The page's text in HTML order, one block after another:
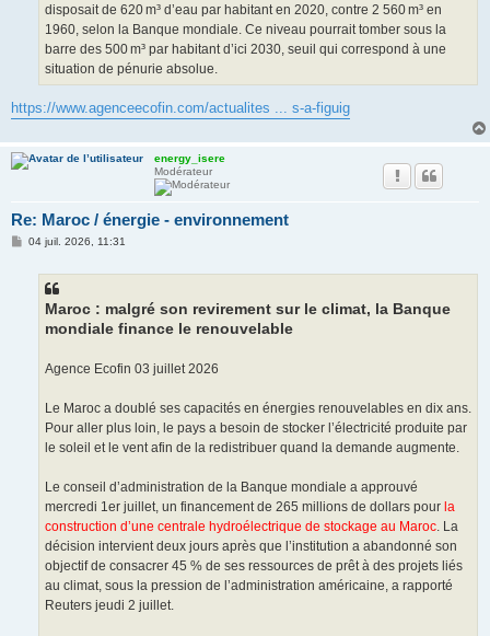
disposait de 620 m³ d’eau par habitant en 2020, contre 2 560 m³ en
1960, selon la Banque mondiale. Ce niveau pourrait tomber sous la
barre des 500 m³ par habitant d’ici 2030, seuil qui correspond à une
situation de pénurie absolue.
https://www.agenceecofin.com/actualites ... s-a-figuig
energy_isere
Modérateur
Re: Maroc / énergie - environnement
M04 juil. 2026, 11:31
Maroc : malgré son revirement sur le climat, la Banque
mondiale finance le renouvelable
Agence Ecofin 03 juillet 2026
Le Maroc a doublé ses capacités en énergies renouvelables en dix ans.
Pour aller plus loin, le pays a besoin de stocker l’électricité produite par
le soleil et le vent afin de la redistribuer quand la demande augmente.
Le conseil d’administration de la Banque mondiale a approuvé
mercredi 1er juillet, un financement de 265 millions de dollars pour la
construction d’une centrale hydroélectrique de stockage au Maroc. La
décision intervient deux jours après que l’institution a abandonné son
objectif de consacrer 45 % de ses ressources de prêt à des projets liés
au climat, sous la pression de l’administration américaine, a rapporté
Reuters jeudi 2 juillet.